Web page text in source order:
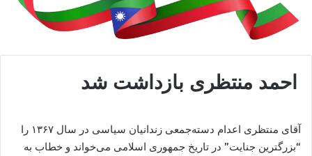
احمد منتظری بازداشت شد
آقای منتظری اعدام دسته‌جمعی زندانیان سیاسی در سال ۱۳۶۷ را
“بزرگترین جنایت” در تاریخ جمهوری اسلامی می‌خواند و خطاب به